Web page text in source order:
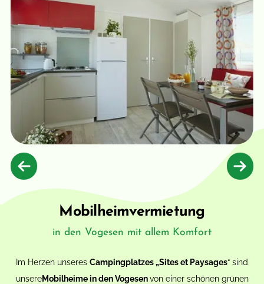
Mobilheimvermietung
in den Vogesen mit allem Komfort
Im Herzen unseres Campingplatzes „Sites et Paysages“ sind
unsereMobilheime in den Vogesenvon einer schönen grünen